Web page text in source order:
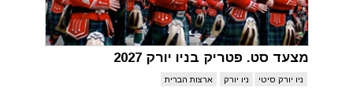
מצעד סט. פטריק בניו יורק 2027
ניו יורק סיטי ניו יורק ארצות הברית